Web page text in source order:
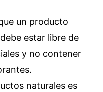
un producto
estar libre de
y no contener
naturales es